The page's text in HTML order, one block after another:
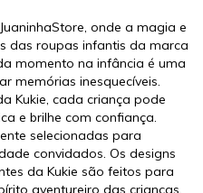
onde a magia e
das roupas infantis da marca
momento na infância é uma
memórias inesquecíveis.
Kukie, cada criança pode
e brilhe com confiança.
selecionadas para
convidados. Os designs
da Kukie são feitos para